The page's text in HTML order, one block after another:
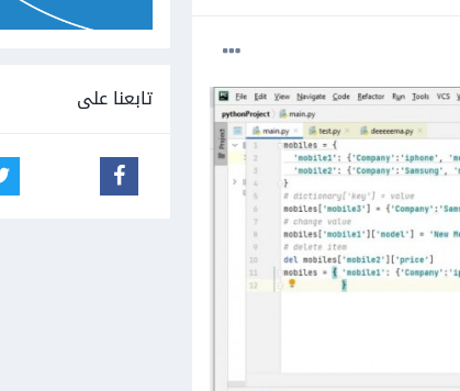
تابعنا على